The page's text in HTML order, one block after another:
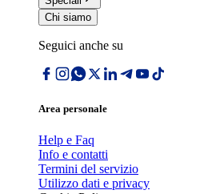
Chi siamo
Seguici anche su
Area personale
Help e Faq
Info e contatti
Termini del servizio
Utilizzo dati e privacy